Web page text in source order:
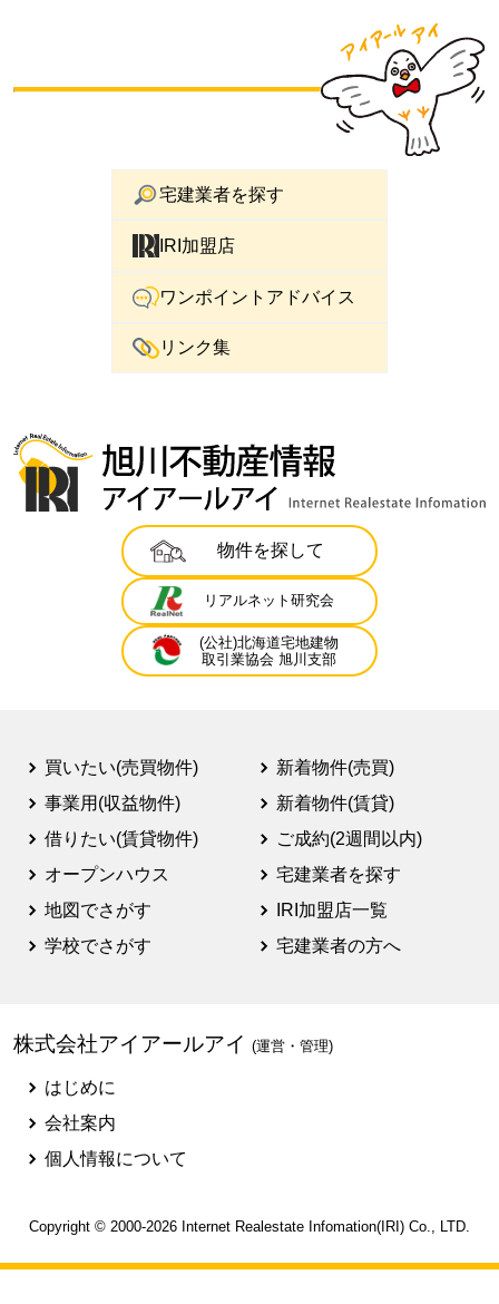
宅建業者を探す
IRI加盟店
ワンポイントアドバイス
リンク集
物件を探して
リアルネット研究会
(公社)北海道宅地建物
取引業協会 旭川支部
買いたい(売買物件)
事業用(収益物件)
借りたい(賃貸物件)
オープンハウス
地図でさがす
学校でさがす
新着物件(売買)
新着物件(賃貸)
ご成約(2週間以内)
宅建業者を探す
IRI加盟店一覧
宅建業者の方へ
株式会社アイアールアイ (運営・管理)
はじめに
会社案内
個人情報について
Copyright © 2000-2026 Internet Realestate Infomation(IRI) Co., LTD.